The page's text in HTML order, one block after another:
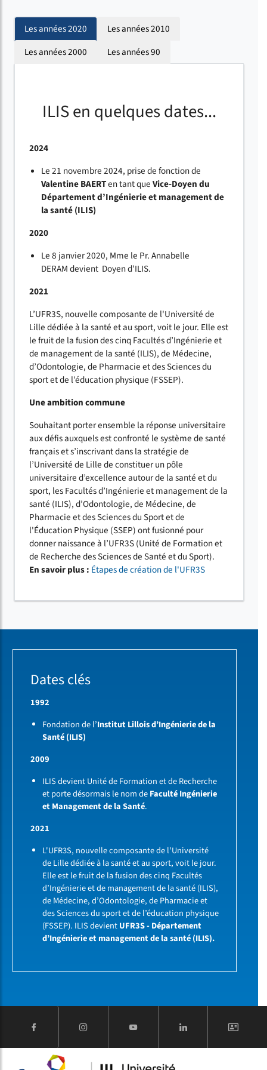
Les années 2020
Les années 2010
Les années 2000
Les années 90
ILIS en quelques dates...
2024
Le 21 novembre 2024, prise de fonction de
Valentine BAERTen tant queVice-Doyen du
Département d’Ingénierie et management de
la santé (ILIS)
2020
Le 8 janvier 2020, Mme le Pr. Annabelle
DERAM devient Doyen d'ILIS.
2021
L’UFR3S, nouvelle composante de l'Université de
Lille dédiée à la santé et au sport, voit le jour. Elle est
le fruit de la fusion des cinq Facultés d’Ingénierie et
de management de la santé (ILIS), de Médecine,
d’Odontologie, de Pharmacie et des Sciences du
sport et de l’éducation physique (FSSEP).
Une ambition commune
Souhaitant porter ensemble la réponse universitaire
aux défis auxquels est confronté le système de santé
français et s’inscrivant dans la stratégie de
l’Université de Lille de constituer un pôle
universitaire d’excellence autour de la santé et du
sport, les Facultés d’Ingénierie et management de la
santé (ILIS), d’Odontologie, de Médecine, de
Pharmacie et des Sciences du Sport et de
l'Éducation Physique (SSEP) ont fusionné pour
donner naissance à l’UFR3S (Unité de Formation et
de Recherche des Sciences de Santé et du Sport).
En savoir plus : Étapes de création de l'UFR3S
Dates clés
1992
Fondation de l’Institut Lillois d’Ingénierie de la
Santé (ILIS)
2009
ILIS devient Unité de Formation et de Recherche
et porte désormais le nom deFaculté Ingénierie
et Management de la Santé.
2021
L'UFR3S, nouvelle composante de l'Université
de Lille dédiée à la santé et au sport, voit le jour.
Elle est le fruit de la fusion des cinq Facultés
d’Ingénierie et de management de la santé (ILIS),
de Médecine, d’Odontologie, de Pharmacie et
des Sciences du sport et de l’éducation physique
(FSSEP). ILIS devientUFR3S - Département
d’Ingénierie et management de la santé (ILIS).